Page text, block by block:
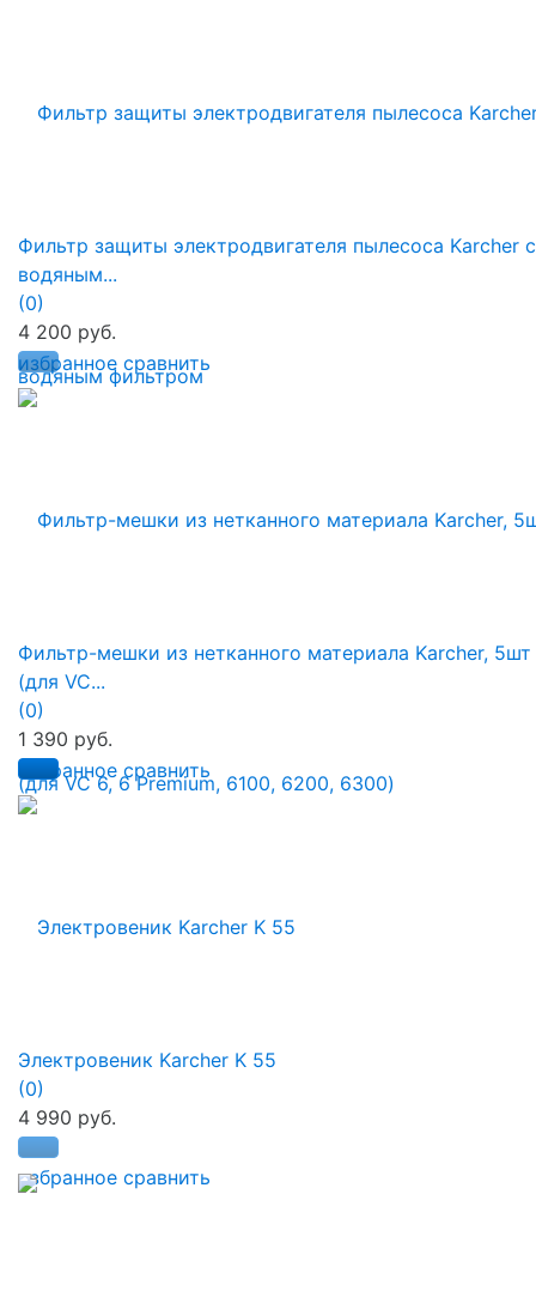
избранное сравнить
Фильтр защиты электродвигателя пылесоса Karcher с
водяным...
(0)
4 200 руб.
избранное сравнить
Фильтр-мешки из нетканного материала Karcher, 5шт
(для VC...
(0)
1 390 руб.
избранное сравнить
Электровеник Karcher K 55
(0)
4 990 руб.